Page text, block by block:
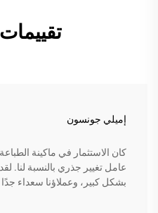
إميلي جونسون
كان الاستثمار في ماكينة
عامل تغيير جذري بالنسبة لنا. لقد
بشكل كبير، وعملاؤنا سعداء جدًا